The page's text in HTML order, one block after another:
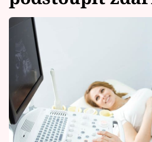
Vztahy
Seriály
Horoskopy
Sledujte prima+
Filmový festival